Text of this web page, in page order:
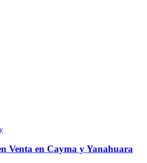
Venta en Cayma y Yanahuara